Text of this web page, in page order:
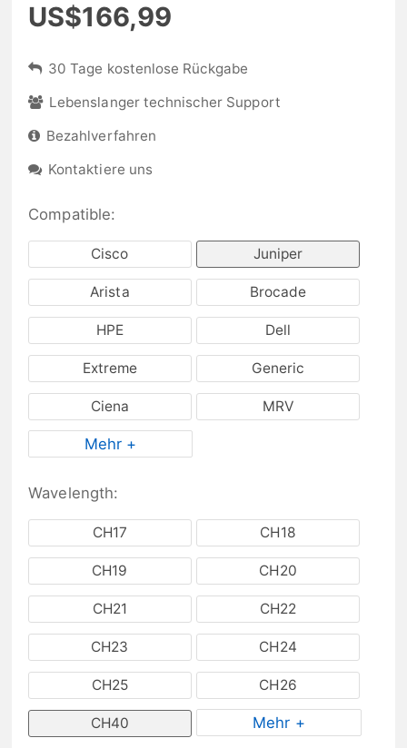
US$166,99
30 Tage kostenlose Rückgabe
Lebenslanger technischer Support
Bezahlverfahren
Kontaktiere uns
Compatible:
Cisco Juniper
Arista Brocade
HPE Dell
Extreme Generic
Ciena MRV
Mehr +
Wavelength:
CH17 CH18
CH19 CH20
CH21 CH22
CH23 CH24
CH25 CH26
CH40 Mehr +